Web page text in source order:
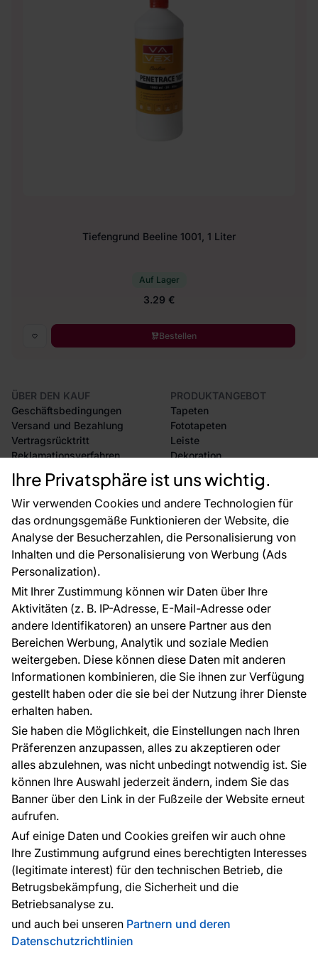
Ihre Privatsphäre ist uns wichtig.
Wir verwenden Cookies und andere Technologien für
das ordnungsgemäße Funktionieren der Website, die
Analyse der Besucherzahlen, die Personalisierung von
Inhalten und die Personalisierung von Werbung (Ads
Personalization).
Mit Ihrer Zustimmung können wir Daten über Ihre
Aktivitäten (z. B. IP-Adresse, E-Mail-Adresse oder
andere Identifikatoren) an unsere Partner aus den
Bereichen Werbung, Analytik und soziale Medien
weitergeben. Diese können diese Daten mit anderen
Informationen kombinieren, die Sie ihnen zur Verfügung
gestellt haben oder die sie bei der Nutzung ihrer Dienste
erhalten haben.
Sie haben die Möglichkeit, die Einstellungen nach Ihren
Präferenzen anzupassen, alles zu akzeptieren oder
alles abzulehnen, was nicht unbedingt notwendig ist. Sie
können Ihre Auswahl jederzeit ändern, indem Sie das
Banner über den Link in der Fußzeile der Website erneut
aufrufen.
Auf einige Daten und Cookies greifen wir auch ohne
Ihre Zustimmung aufgrund eines berechtigten Interesses
(legitimate interest) für den technischen Betrieb, die
Betrugsbekämpfung, die Sicherheit und die
Betriebsanalyse zu.
und auch bei unseren Partnern und deren
Datenschutzrichtlinien
Tiefengrund Beeline 1001, 1 Liter
Auf Lager
3.29 €
Bestellen
ÜBER DEN KAUF
Geschäftsbedingungen
Versand und Bezahlung
Vertragsrücktritt
Reklamationsverfahren
Rücksendung von Waren
CE-Zertifizierung
Großhandel
Raumvisualisierung
PRODUKTANGEBOT
Tapeten
Fototapeten
Leiste
Dekoration
Selbstklebende Folien
Zubehör
Tapetenmuster
FÜR SIE
Blog
EU-Projekte
Ratschläge und Tipps
FAQ
ÜBER DAS UNTERNEHMEN
Kontakt
Haben Sie Fragen? Wir helfen Ihnen gerne weiter
und beraten Sie persönlich.
+49 781 95633072
service@tapeteneshop.de
Zahlungsarten:
Die Zahlungen werden geleistet von:
© 2010 - 2026 Tapeteneshop
Schutz personenbezogener Daten